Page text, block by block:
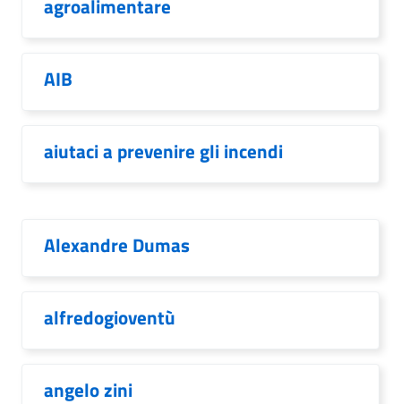
agroalimentare
AIB
aiutaci a prevenire gli incendi
Alexandre Dumas
alfredogioventù
angelo zini